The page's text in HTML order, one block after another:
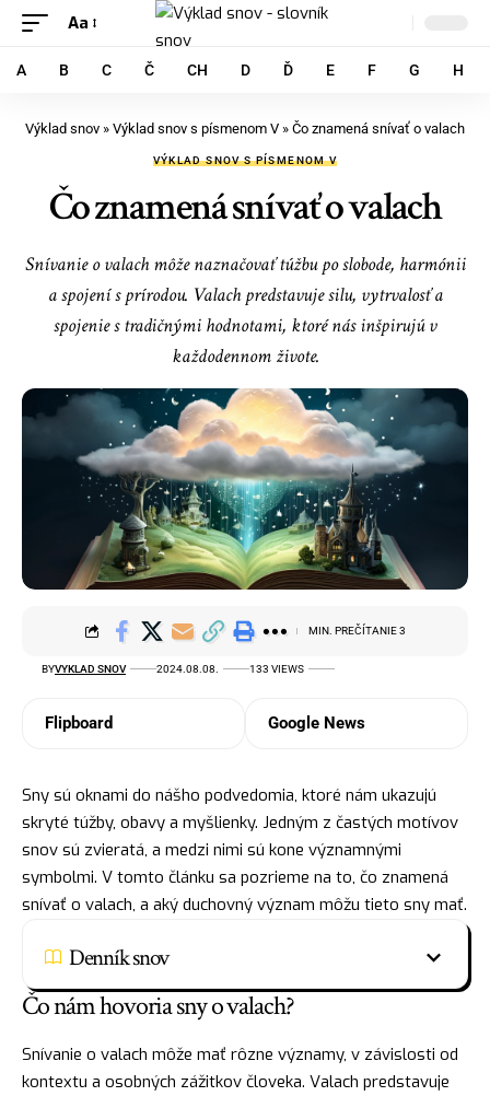
Aa
A B C Č CH D Ď E F G H
Výklad snov » Výklad snov s písmenom V » Čo znamená snívať o valach
VÝKLAD SNOV S PÍSMENOM V
Čo znamená snívať o valach
Snívanie o valach môže naznačovať túžbu po slobode, harmónii
a spojení s prírodou. Valach predstavuje silu, vytrvalosť a
spojenie s tradičnými hodnotami, ktoré nás inšpirujú v
každodennom živote.
BYVYKLAD SNOV 2024.08.08. 133 VIEWS
MIN. PREČÍTANIE 3
Flipboard Google News
Sny sú oknami do nášho podvedomia, ktoré nám ukazujú
skryté túžby, obavy a myšlienky. Jedným z častých motívov
snov sú zvieratá, a medzi nimi sú kone významnými
symbolmi. V tomto článku sa pozrieme na to, čo znamená
snívať o valach, a aký duchovný význam môžu tieto sny mať.
Denník snov
Čo nám hovoria sny o valach?
Snívanie o valach môže mať rôzne významy, v závislosti od
kontextu a osobných zážitkov človeka. Valach predstavuje